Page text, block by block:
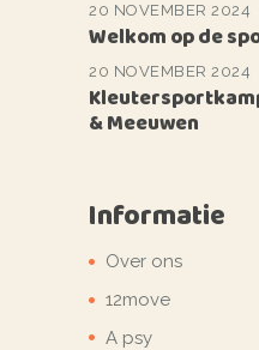
20 NOVEMBER 2024
Welkom op de
20 NOVEMBER 2024
& Meeuwen
Informatie
Over ons
12move
A psy